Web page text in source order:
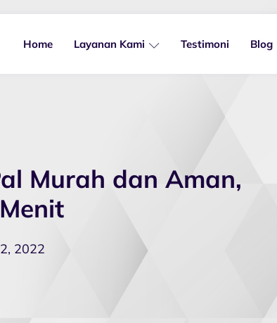
Home Layanan Kami Testimoni Blog
Murah dan Aman,
2022